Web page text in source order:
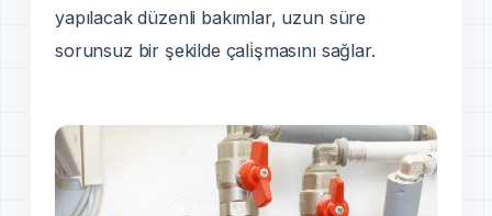
yapılacak düzenli bakımlar, uzun süre
sorunsuz bir şekilde çali̇şmasını sağlar.